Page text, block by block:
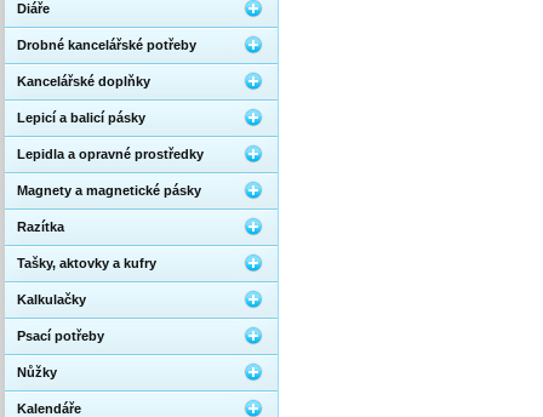
Diáře
Drobné kancelářské potřeby
Kancelářské doplňky
Lepicí a balicí pásky
Lepidla a opravné prostředky
Magnety a magnetické pásky
Razítka
Tašky, aktovky a kufry
Kalkulačky
Psací potřeby
Nůžky
Kalendáře